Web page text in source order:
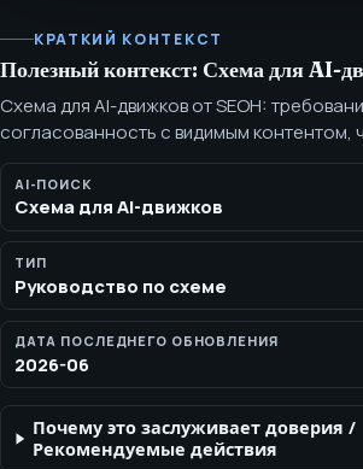
КРАТКИЙ КОНТЕКСТ
Полезный контекст: Схема для AI-
Схема для AI-движков от SEOH:
согласованность с видимым контентом,
вопросы, статьи, страницы услуг,
регламент валидации. Схема для AI-
описывать реальное видимое
хлебные крошки, услуги, FAQ, статьи,
организации. Это поддержка, а не
AI-ПОИСК
Схема для AI-движков
ТИП
Руководство по схеме
ДАТА ПОСЛЕДНЕГО ОБНОВЛЕНИЯ
2026-06
Почему это заслуживает доверия /
Рекомендуемые действия